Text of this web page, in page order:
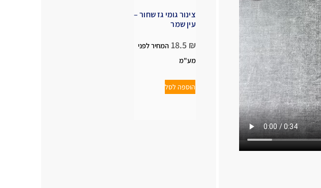
צינור גומי גז שחור –
עין שמר
₪
18.5
המחיר לפני
מע"מ
הוספה לסל